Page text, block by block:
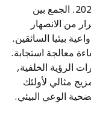
فورد فيوجن خطت خطوات كبيرة في عام 2025. الجمع بين
من الانصهار
بيئيا السائقين.
معالجة استجابة.
الرؤية الخلفية,
مثالي لأولئك
الوعي البيئي.